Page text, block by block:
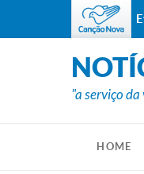
"a serviço
HOME